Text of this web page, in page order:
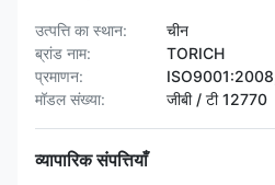
उत्पत्ति का स्थान:
चीन
ब्रांड नाम:
TORICH
प्रमाणन:
मॉडल संख्या:
जीबी / टी 12770
व्यापारिक संपत्तियाँ